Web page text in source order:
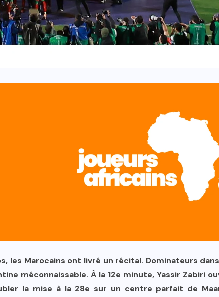
les Marocains ont livré un récital. Dominateurs
méconnaissable. À la 12e minute, Yassir Zabiri
la mise à la 28e sur un centre parfait de